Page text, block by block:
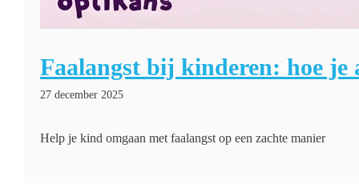
Faalangst bij kinderen: hoe je
27 december 2025
Help je kind omgaan met faalangst op een zachte manier